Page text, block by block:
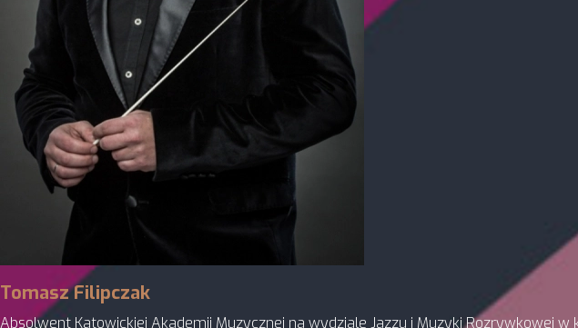
Tomasz Filipczak
Absolwent Katowickiej Akademii Muzycznej na wydziale Jazzu i Muzyki Rozrywkowej